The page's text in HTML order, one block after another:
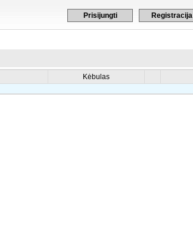
Prisijungti Registracija
Kėbulas